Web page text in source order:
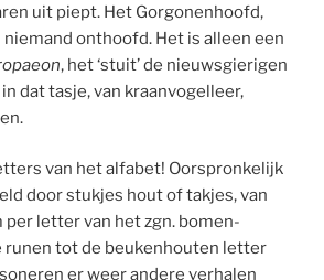
uit piept. Het Gorgonenhoofd,
niemand onthoofd. Het is alleen een
, het ‘stuit’ de nieuwsgierigen
dat tasje, van kraanvogelleer,
van het alfabet! Oorspronkelijk
door stukjes hout of takjes, van
per letter van het zgn. bomen-
runen tot de beukenhouten letter
er weer andere verhalen